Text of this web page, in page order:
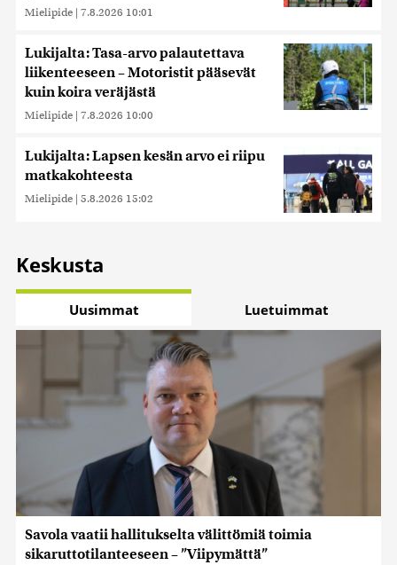
Mielipide | 7.8.2026 10:01
Lukijalta: Tasa-arvo palautettava
liikenteeseen – Motoristit pääsevät
kuin koira veräjästä
Mielipide | 7.8.2026 10:00
Lukijalta: Lapsen kesän arvo ei riipu
matkakohteesta
Mielipide | 5.8.2026 15:02
Keskusta
Uusimmat Luetuimmat
Savola vaatii hallitukselta välittömiä toimia
sikaruttotilanteeseen – ”Viipymättä”